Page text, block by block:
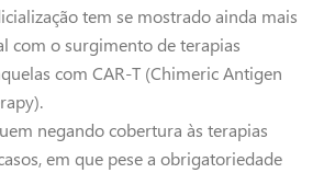
tem se mostrado ainda mais
com o surgimento de terapias
com CAR-T (Chimeric Antigen
negando cobertura às terapias
em que pese a obrigatoriedade